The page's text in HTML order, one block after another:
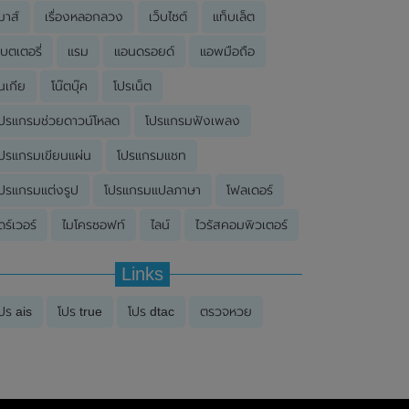
าส์ เรื่องหลอกลวง เว็บไซต์ แท็บเล็ต
ตเตอรี่ แรม แอนดรอยด์ แอพมือถือ
เกีย โน๊ตบุ๊ค โปรเน็ต
รแกรมช่วยดาวน์โหลด โปรแกรมฟังเพลง
รแกรมเขียนแผ่น โปรแกรมแชท
รแกรมแต่งรูป โปรแกรมแปลภาษา โฟลเดอร์
ร์เวอร์ ไมโครซอฟท์ ไลน์ ไวรัสคอมพิวเตอร์
Links
ร ais โปร true โปร dtac ตรวจหวย